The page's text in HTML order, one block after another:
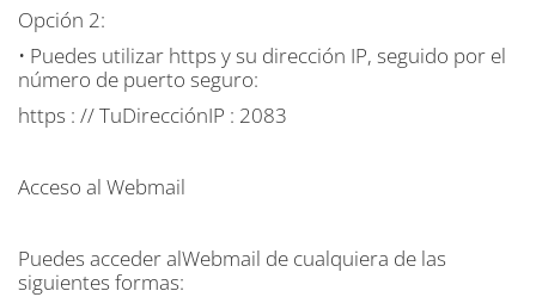
Opción 2:
• Puedes utilizar https y su dirección IP, seguido por el
número de puerto seguro:
https : // TuDirecciónIP : 2083
Acceso al Webmail
Puedes acceder alWebmail de cualquiera de las
siguientes formas: